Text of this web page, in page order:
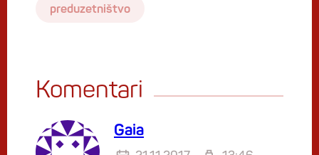
preduzetništvo
Komentari
Gaia